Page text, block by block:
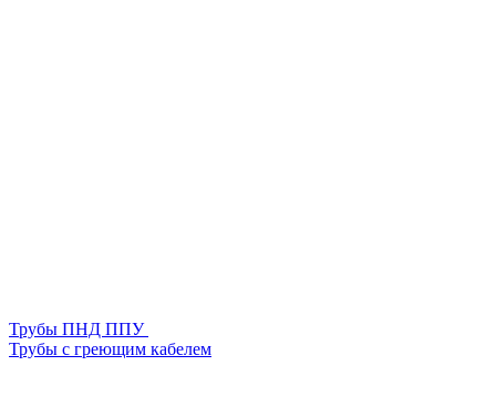
Трубы ПНД ППУ
Трубы с греющим кабелем